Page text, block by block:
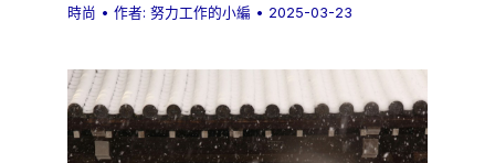
時尚 • 作者:努力工作的小編 • 2025-03-23